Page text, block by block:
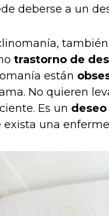
deberse a un
trastorno de
están
No quieren
Es un
exista una